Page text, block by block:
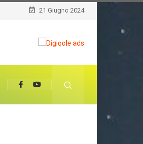
21 Giugno 2024